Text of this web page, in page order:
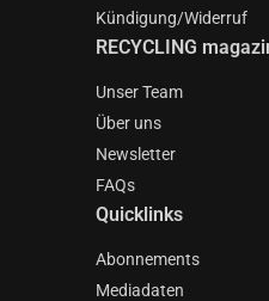
Kündigung/Widerruf
RECYCLING
Unser Team
Über uns
Newsletter
FAQs
Quicklinks
Abonnements
Mediadaten